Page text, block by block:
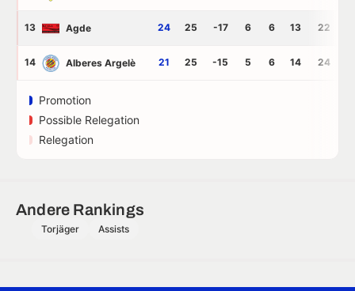
13 Agde 24 25 -17 6 6 13 22
14 Alberes Argelè 21 25 -15 5 6 14 24
Promotion
Possible Relegation
Relegation
Andere Rankings
Torjäger Assists